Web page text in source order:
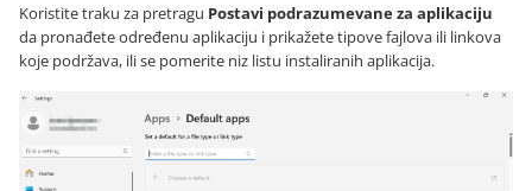
Koristite traku za pretragu Postavi podrazumevane za aplikaciju
da pronađete određenu aplikaciju i prikažete tipove fajlova ili linkova
koje podržava, ili se pomerite niz listu instaliranih aplikacija.